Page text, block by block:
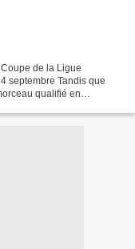
de la Ligue
septembre Tandis que
qualifié en